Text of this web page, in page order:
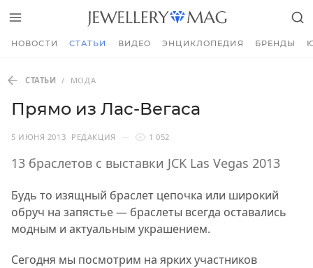
НОВОСТИ СТАТЬИ ВИДЕО ЭНЦИКЛОПЕДИЯ БРЕНДЫ
СТАТЬИ / МОДА
Прямо из Лас-Вегаса
5 ИЮНЯ 2013 РЕДАКЦИЯ 1 052
13 браслетов с выставки JCK Las Vegas 2013
Будь то изящный браслет цепочка или широкий
обруч на запястье — браслеты всегда оставались
модным и актуальным украшением.
Сегодня мы посмотрим на ярких участников